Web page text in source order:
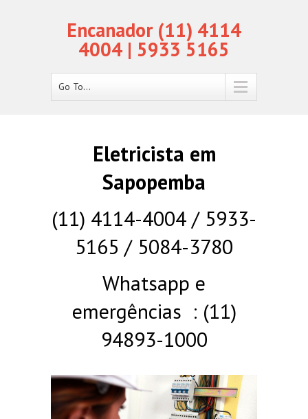
Encanador (11) 4114
4004 | 5933 5165
Go To...
Eletricista em
Sapopemba
(11) 4114-4004 / 5933-
5165 / 5084-3780
Whatsapp e
emergências : (11)
94893-1000